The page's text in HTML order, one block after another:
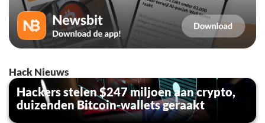
Hack Nieuws
Hackers stelen $247 miljoen aan crypto,
duizenden Bitcoin-wallets geraakt